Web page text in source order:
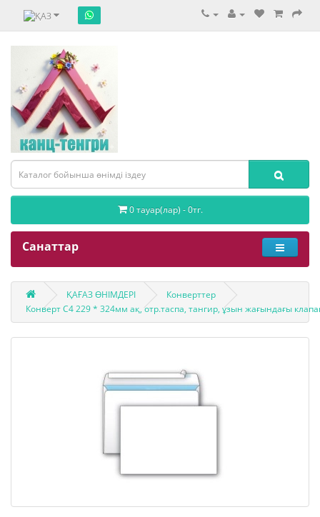
0 тауар(лар) - 0тг.
Санаттар
ҚАҒАЗ ӨНІМДЕРІ
Конверттер
Конверт С4 229 * 324мм ақ, отр.таспа, тангир, ұзын жағындағы